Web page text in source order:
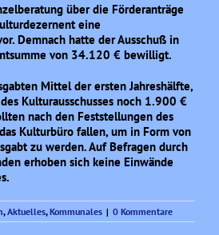
über die Förderanträge
eine
Demnach hatte der Ausschuß in
von 34.120 € bewilligt.
Mittel der ersten Jahreshälfte,
Kulturausschusses noch 1.900 €
nach den Feststellungen des
Kulturbüro fallen, um in Form von
zu werden. Auf Befragen durch
erhoben sich keine Einwände
,Aktuelles,Kommunales | 0 Kommentare